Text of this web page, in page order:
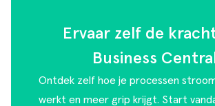
Ervaar zelf de
Business Central
Ontdek zelf hoe je processen
werkt en meer grip krijgt. Start